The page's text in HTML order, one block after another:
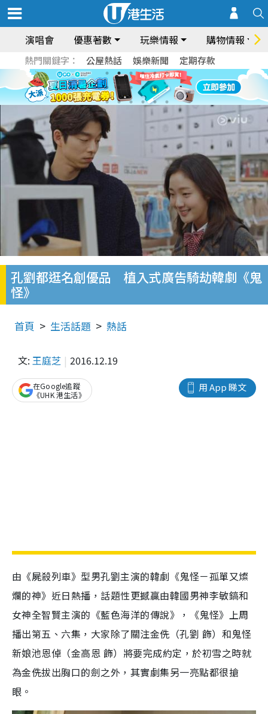
演唱會 優惠著數 玩樂情報 購物情報
熱門關鍵字： 公屋熱話 娛樂新聞 定期存款
孔劉都逛名創優品 植入式廣告騎劫韓劇《鬼
怪》
首頁 生活話題 熱話
文: 王庭芝 2016.12.19
用 App 睇文
在Google追蹤
《UHK 港生活》
由《屍殺列車》型男孔劉主演的韓劇《鬼怪－孤單又燦
爛的神》近日熱播，話題性更撼贏由韓國男神李敏鎬和
女神全智賢主演的《藍色海洋的傳說》，《鬼怪》上周
播出第五、六集，大家除了關注金侁（孔劉 飾）和鬼怪
新娘池恩倬（金高恩 飾）將要完成約定，於初雪之時就
為金侁拔出胸口的劍之外，其實劇集另一亮點都很搶
眼。